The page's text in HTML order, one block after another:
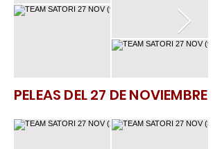
PELEAS DEL 27 DE NOVIEMBRE